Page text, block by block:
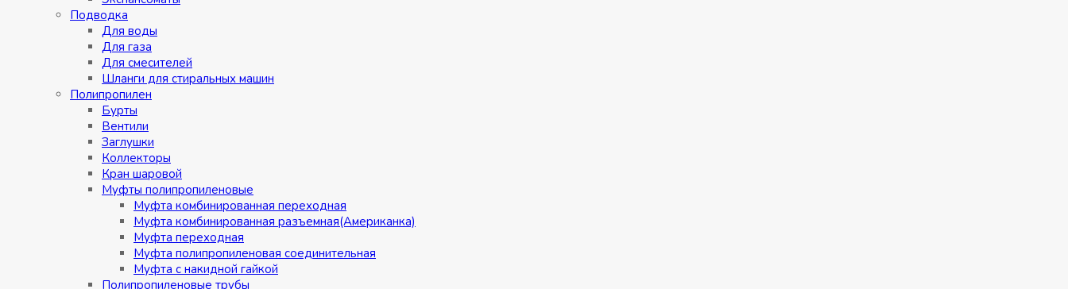
Подводка
Для воды
Для газа
Для смесителей
Шланги для стиральных машин
Полипропилен
Бурты
Вентили
Заглушки
Коллекторы
Кран шаровой
Муфты полипропиленовые
Муфта комбинированная переходная
Муфта комбинированная разъемная(Американка)
Муфта переходная
Муфта полипропиленовая соединительная
Муфта с накидной гайкой
Полипропиленовые трубы